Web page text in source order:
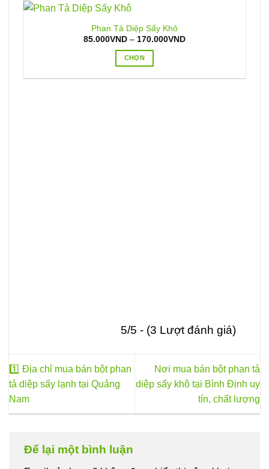
Phan Tả Diệp Sấy Khô
85.000VND – 170.000VNDKhoảng
170.000VND
CHỌN
5/5 - (3 Lượt đánh giá)
1️⃣ Địa chỉ mua bán bột phan
tả diệp sấy lạnh tại Quảng
Nam
Nơi mua bán bột phan tả
diệp sấy khô tại Bình Định uy
tín, chất lượng
Để lại một bình luận